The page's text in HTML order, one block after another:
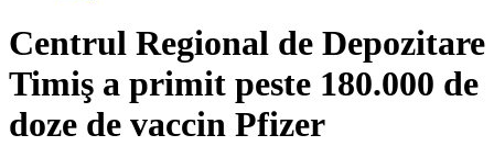
Centrul Regional de Depozitare
Timiş a primit peste 180.000 de
doze de vaccin Pfizer